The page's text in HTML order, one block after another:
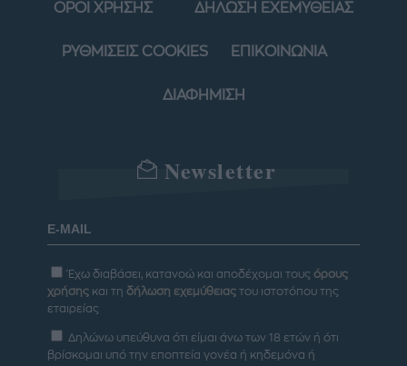
ΟΡΟΙ ΧΡΗΣΗΣ ΔΗΛΩΣΗ ΕΧΕΜΥΘΕΙΑΣ
ΡΥΘΜΙΣΕΙΣ COOKIES ΕΠΙΚΟΙΝΩΝΙΑ
ΔΙΑΦΗΜΙΣΗ
Newsletter
Έχω διαβάσει, κατανοώ και αποδέχομαι τους όρους
χρήσης και τη δήλωση εχεμύθειας του ιστοτόπου της
εταιρείας
Δηλώνω υπεύθυνα ότι είμαι άνω των 18 ετών ή ότι
βρίσκομαι υπό την εποπτεία γονέα ή κηδεμόνα ή